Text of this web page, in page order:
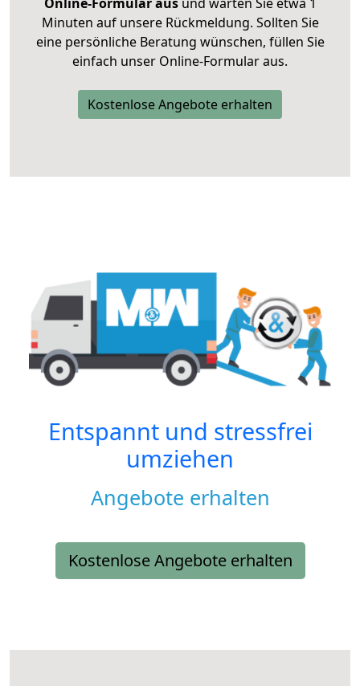
Minuten auf unsere Rückmeldung. Sollten Sie
eine persönliche Beratung wünschen, füllen Sie
einfach unser Online-Formular aus.
Kostenlose Angebote erhalten
Entspannt und stressfrei
umziehen
Angebote erhalten
Kostenlose Angebote erhalten